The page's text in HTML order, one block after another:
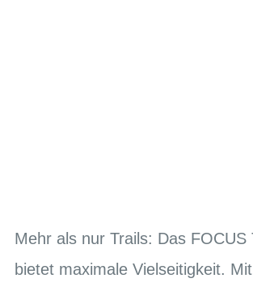
Mehr als nur Trails: Das FOCUS
bietet maximale Vielseitigkeit.